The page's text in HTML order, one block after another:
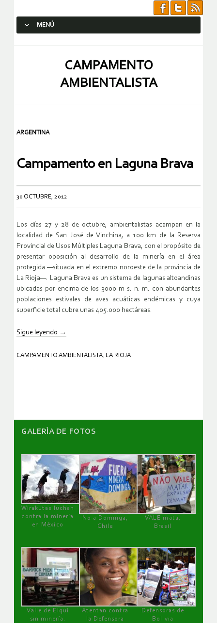
MENÚ
CAMPAMENTO
AMBIENTALISTA
ARGENTINA
Campamento en Laguna Brava
30 OCTUBRE, 2012
Los días 27 y 28 de octubre, ambientalistas acampan en la
localidad de San José de Vinchina, a 100 km de la Reserva
Provincial de Usos Múltiples Laguna Brava, con el propósito de
presentar oposición al desarrollo de la minería en el área
protegida —situada en el extremo noroeste de la provincia de
La Rioja—. Laguna Brava es un sistema de lagunas altoandinas
ubicadas por encima de los 3000 m s. n. m. con abundantes
poblaciones estivales de aves acuáticas endémicas y cuya
superficie total cubre unas 405.000 hectáreas.
Sigue leyendo →
CAMPAMENTO AMBIENTALISTA, LA RIOJA
GALERÌA DE FOTOS
Wirakutas luchan
contra la minería
en México
No a Dominga,
Chile
VALE mata,
Brasil
Valle de Elqui
sin minería.
Atentan contra
la Defensora
Defensoras de
Bolivia